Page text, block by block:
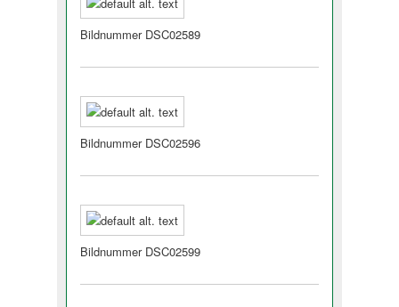
Bildnummer DSC02589
Bildnummer DSC02596
Bildnummer DSC02599